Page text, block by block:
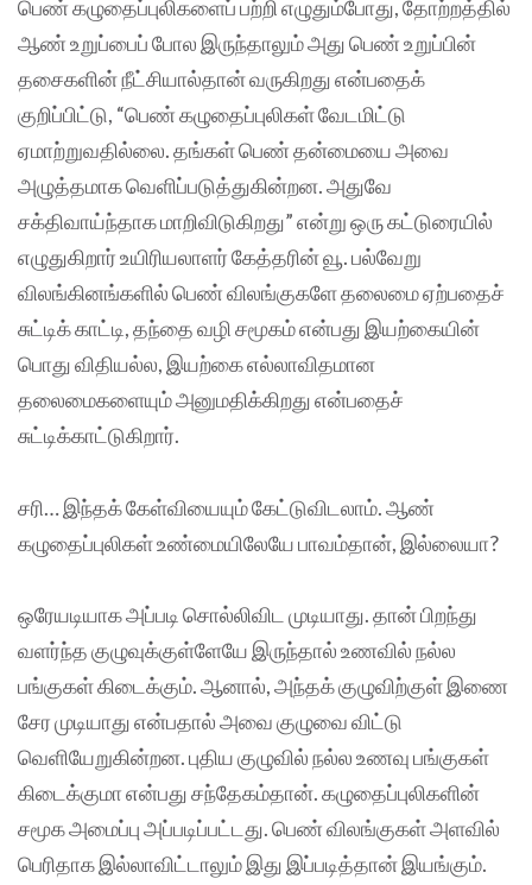
பெண் கழுதைப்புலிகளைப் பற்றி எழுதும்போது, தோற்றத்தில்
ஆண் உறுப்பைப் போல இருந்தாலும் அது பெண் உறுப்பின்
தசைகளின் நீட்சியால்தான் வருகிறது என்பதைக்
குறிப்பிட்டு, “பெண் கழுதைப்புலிகள் வேடமிட்டு
ஏமாற்றுவதில்லை. தங்கள் பெண் தன்மையை அவை
அழுத்தமாக வெளிப்படுத்துகின்றன. அதுவே
சக்திவாய்ந்தாக மாறிவிடுகிறது” என்று ஒரு கட்டுரையில்
எழுதுகிறார் உயிரியலாளர் கேத்தரின் வூ. பல்வேறு
விலங்கினங்களில் பெண் விலங்குகளே தலைமை ஏற்பதைச்
சுட்டிக் காட்டி, தந்தை வழி சமூகம் என்பது இயற்கையின்
பொது விதியல்ல, இயற்கை எல்லாவிதமான
தலைமைகளையும் அனுமதிக்கிறது என்பதைச்
சுட்டிக்காட்டுகிறார்.
சரி… இந்தக் கேள்வியையும் கேட்டுவிடலாம். ஆண்
கழுதைப்புலிகள் உண்மையிலேயே பாவம்தான், இல்லையா?
ஒரேயடியாக அப்படி சொல்லிவிட முடியாது. தான் பிறந்து
வளர்ந்த குழுவுக்குள்ளேயே இருந்தால் உணவில் நல்ல
பங்குகள் கிடைக்கும். ஆனால், அந்தக் குழுவிற்குள் இணை
சேர முடியாது என்பதால் அவை குழுவை விட்டு
வெளியேறுகின்றன. புதிய குழுவில் நல்ல உணவு பங்குகள்
கிடைக்குமா என்பது சந்தேகம்தான். கழுதைப்புலிகளின்
சமூக அமைப்பு அப்படிப்பட்டது. பெண் விலங்குகள் அளவில்
பெரிதாக இல்லாவிட்டாலும் இது இப்படித்தான் இயங்கும்.